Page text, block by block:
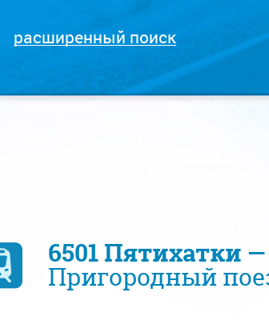
расширенный поиск
6501 Пятихатки
Пригородный